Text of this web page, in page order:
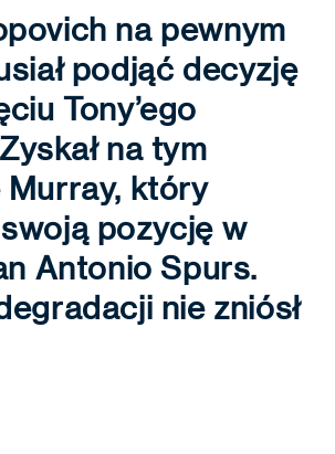
na pewnym
podjąć decyzję
Tony’ego
na tym
Murray, który
swoją pozycję w
Antonio Spurs.
nie zniósł